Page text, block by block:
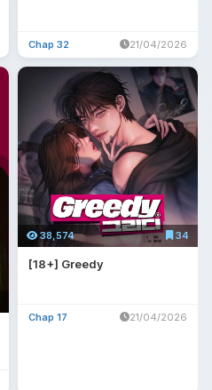
Chap 32 21/04/2026
38,574 34
[18+] Greedy
Chap 17 21/04/2026